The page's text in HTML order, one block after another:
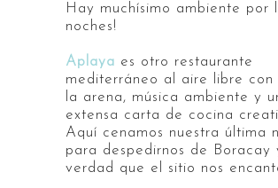
Hay muchísimo ambiente por
noches!
Aplaya es otro restaurante
mediterráneo al aire libre con
la arena, música ambiente y
extensa carta de cocina
Aquí cenamos nuestra última
para despedirnos de Boracay
verdad que el sitio nos